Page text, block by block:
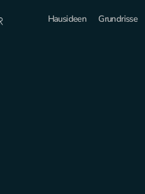
Hausideen Grundrisse